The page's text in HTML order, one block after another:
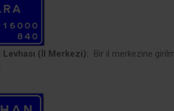
(İl Merkezi): Bir il merkezine